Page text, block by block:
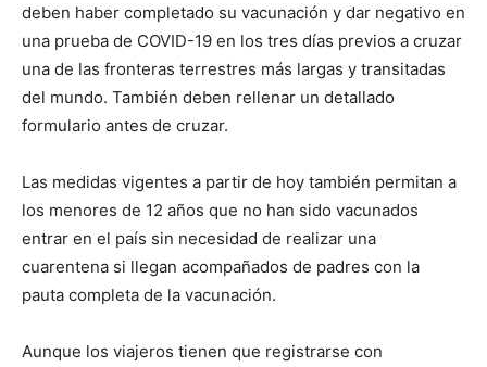
deben haber completado su vacunación y dar negativo en
una prueba de COVID-19 en los tres días previos a cruzar
una de las fronteras terrestres más largas y transitadas
del mundo. También deben rellenar un detallado
formulario antes de cruzar.
Las medidas vigentes a partir de hoy también permitan a
los menores de 12 años que no han sido vacunados
entrar en el país sin necesidad de realizar una
cuarentena si llegan acompañados de padres con la
pauta completa de la vacunación.
Aunque los viajeros tienen que registrarse con